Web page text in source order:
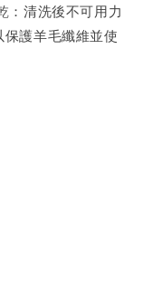
：清洗後不可用力
護羊毛纖維並使